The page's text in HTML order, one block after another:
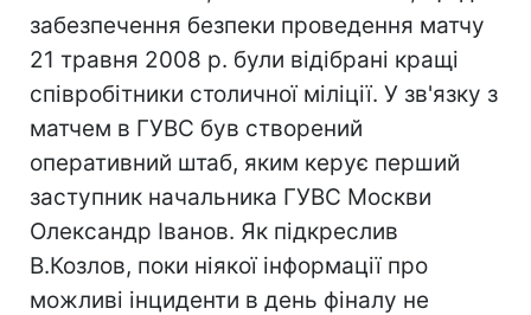
забезпечення безпеки проведення матчу
21 травня 2008 р. були відібрані кращі
співробітники столичної міліції. У зв'язку з
матчем в ГУВС був створений
оперативний штаб, яким керує перший
заступник начальника ГУВС Москви
Олександр Іванов. Як підкреслив
В.Козлов, поки ніякої інформації про
можливі інциденти в день фіналу не